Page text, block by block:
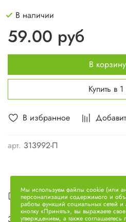
В избранное
арт. 313992-П
В наличии
59.00 руб
В корзину
Купить в
Описание
Заглушка головки блока
Мы используем файлы cookie (или
персонализации содержимого и
работы функций социальных сетей
кнопку «Принять», вы выражаете
утверждением, а также